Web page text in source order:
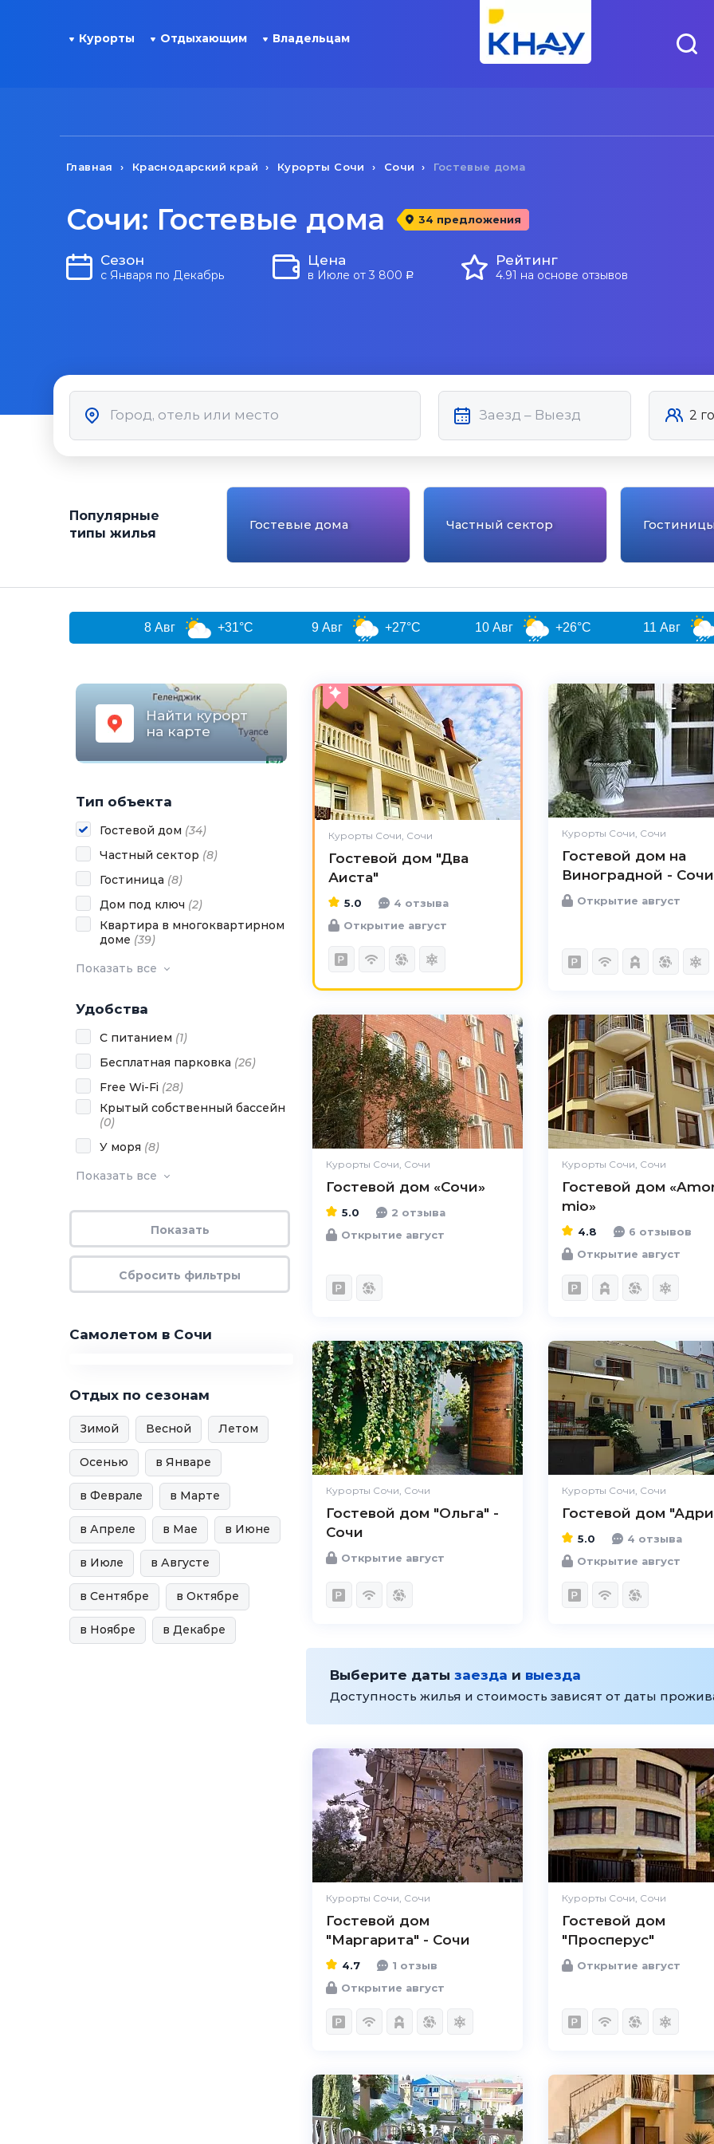
Курорты Отдыхающим Владельцам
Главная Краснодарский край Курорты Сочи Сочи Гостевые дома
Сочи: Гостевые дома 34 предложения
Сезон
с Января по Декабрь
Цена
в Июле от 3 800 a
Рейтинг
4.91 на основе отзывов
Популярные
типы жилья
Гостевые дома Частный сектор
+31°C 9 Авг +27°C 10 Авг +26°C 11 Авг +26°C
Найти курорт
на карте
Тип объекта
Гостевой дом (34)
Частный сектор (8)
Гостиница (8)
Дом под ключ (2)
Квартира в многоквартирном
доме (39)
Показать все
Удобства
С питанием (1)
Бесплатная парковка (26)
Free Wi-Fi (28)
Крытый собственный бассейн
(0)
У моря (8)
Показать все
Самолетом в Сочи
Отдых по сезонам
Зимой Весной Летом
Осенью в Январе
в Феврале в Марте
в Апреле в Мае в Июне
в Июле в Августе
в Сентябре в Октябре
в Ноябре в Декабре
Курорты Сочи, Сочи
Гостевой дом "Два
Аиста"
5.0 Чистота Великолепно
Комфорт Великолепно
Расположение Великолепно
Удобства Великолепно
Цена /
Великолепно
Персонал Великолепно
5.0
4 отзыва
Открытие август
Курорты Сочи, Сочи
Гостевой дом на
Виноградной - Сочи
Открытие август
Курорты Сочи, Сочи
Гостевой дом «Сочи»
5.0 Чистота Великолепно
Комфорт Великолепно
Расположение Великолепно
Удобства Великолепно
Цена /
Великолепно
Персонал Великолепно
5.0
2 отзыва
Открытие август
Курорты Сочи, Сочи
Гостевой дом
mio»
4.8
6 отзывов
Открытие август
Курорты Сочи, Сочи
Гостевой дом "Ольга" -
Сочи
Открытие август
Курорты Сочи, Сочи
Гостевой дом
5.0
4 отзыва
Открытие август
Выберите даты заезда и выезда
Доступность жилья и стоимость зависят от даты
Курорты Сочи, Сочи
Гостевой дом
"Маргарита" - Сочи
4.7 Чистота Великолепно
Комфорт Отлично
Расположение Великолепно
Удобства Великолепно
Цена / качество Отлично
Персонал Великолепно
4.7
1 отзыв
Открытие август
Курорты Сочи, Сочи
Гостевой дом
"Просперус"
Открытие август
5.0 Чистота Великолепно
Комфорт Великолепно